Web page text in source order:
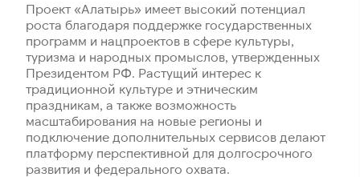
Проект «Алатырь» имеет высокий потенциал
роста благодаря поддержке государственных
программ и нацпроектов в сфере культуры,
туризма и народных промыслов, утвержденных
Президентом РФ. Растущий интерес к
традиционной культуре и этническим
праздникам, а также возможность
масштабирования на новые регионы и
подключение дополнительных сервисов делают
платформу перспективной для долгосрочного
развития и федерального охвата.